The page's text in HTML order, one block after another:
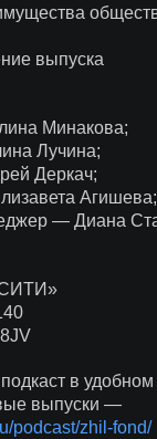
выпуска
Минакова;
Лучина;
Деркач;
Агишева;
— Диана
в
выпуски —
podcast/zhil-fond/